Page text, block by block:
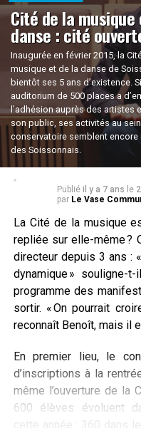
Cité de la
danse : cité
Inaugurée en février 2015, la
musique et de la danse de
bientôt ses 5 ans d’existence.
auditorium de 500 places a
l’adhésion auprès des artistes
son public, ses activités au
conservatoire semblent encore
des Soissonnais.
Publié il y a 7 ans le
par Le Vase
La Cité de la musique
repliée sur elle-même ?
directeur depuis 3 ans :
dynamique » souligne-
programme des
sortir. « On pourrait
reconnaît Benoît, mais il
En premier lieu, le
d’inscriptions à la
même l’ouverture de la
600 élèves évoluent